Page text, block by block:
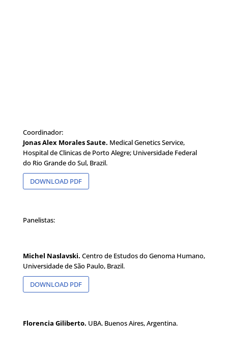
Coordinador:
Jonas Alex Morales Saute. Medical Genetics Service,
Hospital de Clinicas de Porto Alegre; Universidade Federal
do Rio Grande do Sul, Brazil.
DOWNLOAD PDF
Panelistas:
Michel Naslavski. Centro de Estudos do Genoma Humano,
Universidade de São Paulo, Brazil.
DOWNLOAD PDF
Florencia Giliberto. UBA. Buenos Aires, Argentina.